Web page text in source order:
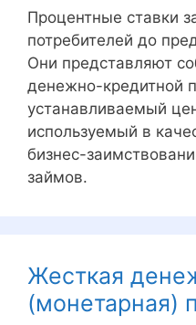
Процентные ставки
потребителей до
Они представляют
денежно-кредитной
устанавливаемый
используемый в
бизнес-
займов.
Жесткая
(монетарная)